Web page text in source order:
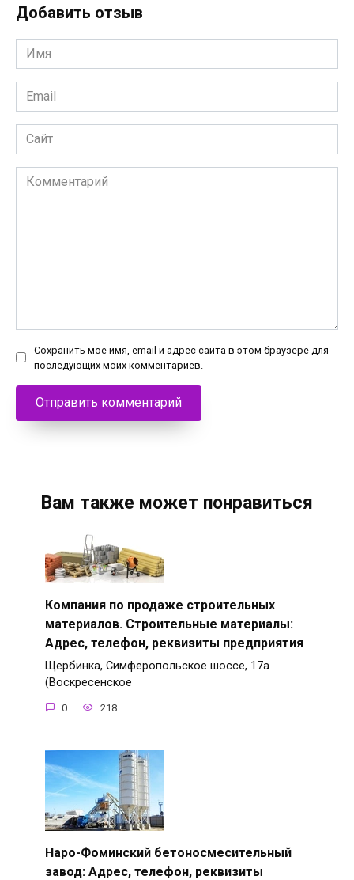
Добавить отзыв
Имя
*
Email
*
Сайт
Комментарий
Сохранить моё имя, email и адрес сайта в этом браузере для
последующих моих комментариев.
Вам также может понравиться
Компания по продаже строительных
материалов. Строительные материалы:
Адрес, телефон, реквизиты предприятия
Щербинка, Симферопольское шоссе, 17а
(Воскресенское
0 218
Наро-Фоминский бетоносмесительный
завод: Адрес, телефон, реквизиты